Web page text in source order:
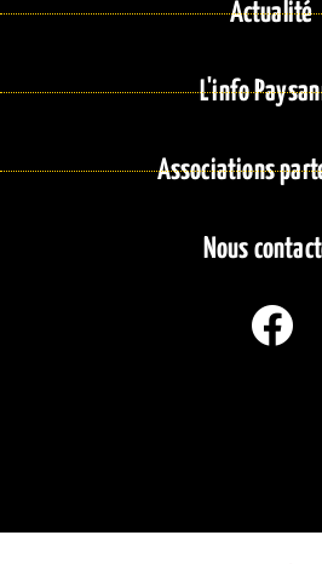
Actualité
L'info
Associations
Nous